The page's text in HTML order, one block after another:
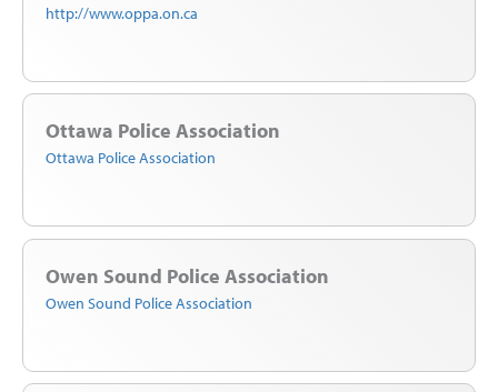
http://www.oppa.on.ca
Ottawa Police Association
Ottawa Police Association
Owen Sound Police Association
Owen Sound Police Association